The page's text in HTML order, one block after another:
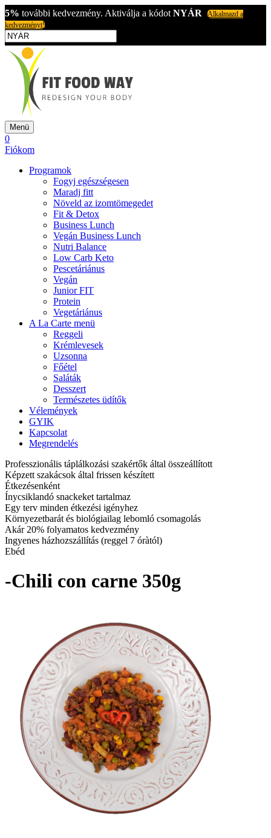
5% további kedvezmény. Aktiválja a kódot NYÁR
Alkalmazd a
kedvezményt!
Menü
0
Fiókom
Programok
Fogyj egészségesen
Maradj fitt
Növeld az izomtömegedet
Fit & Detox
Business Lunch
Vegán Business Lunch
Nutri Balance
Low Carb Keto
Pescetáriánus
Vegán
Junior FIT
Protein
Vegetáriánus
A La Carte menü
Reggeli
Krémlevesek
Uzsonna
Főétel
Saláták
Desszert
Természetes üdítők
Vélemények
GYIK
Kapcsolat
Megrendelés
Professzionális táplálkozási szakértők által összeállított
Képzett szakácsok által frissen készített
Étkezésenként
Ínycsiklandó snackeket tartalmaz
Egy terv minden étkezési igényhez
Környezetbarát és biológiailag lebomló csomagolás
Akár 20% folyamatos kedvezmény
Ingyenes házhozszállítás (reggel 7 óràtól)
Ebéd
-Chili con carne 350g